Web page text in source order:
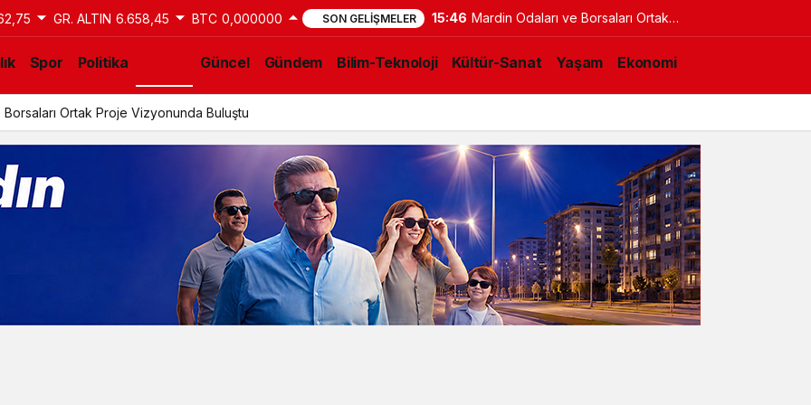
GR. ALTIN 6.658,45 BTC 0,000000 SON GELIŞMELER 15:46 Mardin Odaları ve Borsaları Ortak
Proje Vizyonunda Buluştu
Spor Politika Güncel Gündem Bilim-Teknoloji Kültür-Sanat Yaşam Ekonomi
Borsaları Ortak Proje Vizyonunda Buluştu